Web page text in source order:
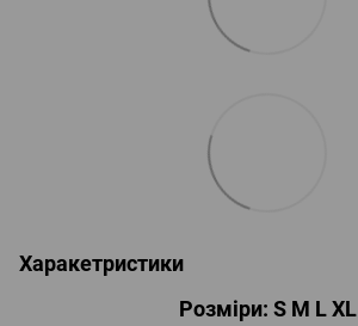
Харакетристики
Розміри: S M L XL